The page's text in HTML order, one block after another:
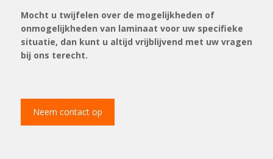
Mocht u twijfelen over de mogelijkheden of
onmogelijkheden van laminaat voor uw specifieke
situatie, dan kunt u altijd vrijblijvend met uw vragen
bij ons terecht.
Neem contact op